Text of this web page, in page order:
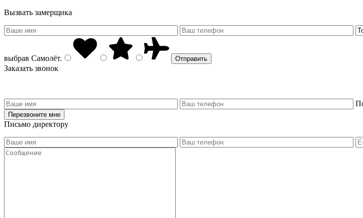
Вызвать замерщика
выбрав Самолёт.
Заказать звонок
Письмо директору